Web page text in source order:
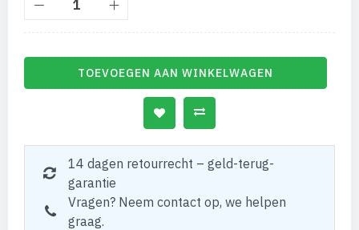
TOEVOEGEN AAN WINKELWAGEN
14 dagen retourrecht – geld-terug-
garantie
Vragen? Neem contact op, we helpen
graag.